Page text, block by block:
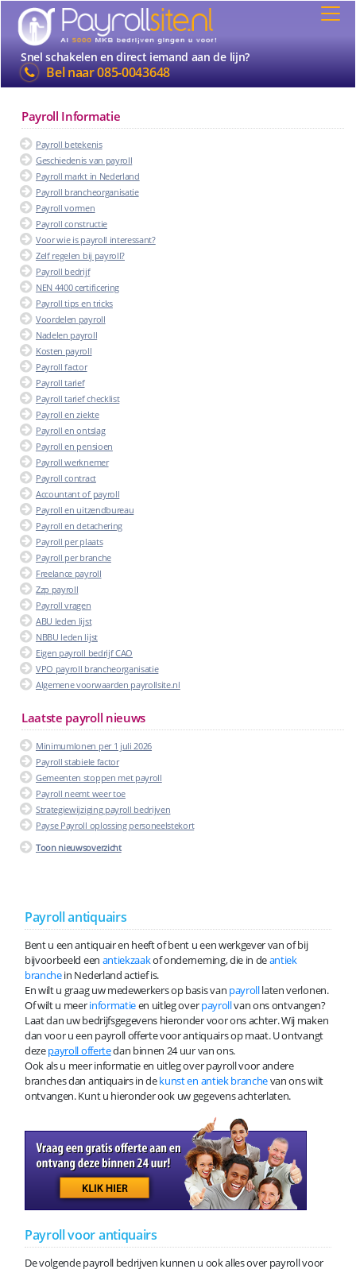
Snel schakelen en direct iemand aan de lijn?
Bel naar085-0043648
Payroll Informatie
Payroll betekenis
Geschiedenis van payroll
Payroll markt in Nederland
Payroll brancheorganisatie
Payroll vormen
Payroll constructie
Voor wie is payroll interessant?
Zelf regelen bij payroll?
Payroll bedrijf
NEN 4400 certificering
Payroll tips en tricks
Voordelen payroll
Nadelen payroll
Kosten payroll
Payroll factor
Payroll tarief
Payroll tarief checklist
Payroll en ziekte
Payroll en ontslag
Payroll en pensioen
Payroll werknemer
Payroll contract
Accountant of payroll
Payroll en uitzendbureau
Payroll en detachering
Payroll per plaats
Payroll per branche
Freelance payroll
Zzp payroll
Payroll vragen
ABU leden lijst
NBBU leden lijst
Eigen payroll bedrijf CAO
VPO payroll brancheorganisatie
Algemene voorwaarden payrollsite.nl
Laatste payroll nieuws
Minimumlonen per 1 juli 2026
Payroll stabiele factor
Gemeenten stoppen met payroll
Payroll neemt weer toe
Strategiewijziging payroll bedrijven
Payse Payroll oplossing personeelstekort
Toon nieuwsoverzicht
Payroll antiquairs
Bent u een antiquair en heeft of bent u een werkgever van of bij
bijvoorbeeld een antiekzaakof onderneming, die in deantiek
branchein Nederland actief is.
En wilt u graag uw medewerkers op basis van payrolllaten verlonen.
Of wilt u meerinformatieen uitleg overpayrollvan ons ontvangen?
Laat dan uw bedrijfsgegevens hieronder voor ons achter. Wij maken
dan voor u een payroll offerte voor antiquairs op maat. U ontvangt
dezepayroll offertedan binnen 24 uur van ons.
Ook als u meer informatie en uitleg over payroll voor andere
branches dan antiquairs in dekunst en antiek branchevan ons wilt
ontvangen. Kunt u hieronder ook uw gegevens achterlaten.
Payroll voor antiquairs
De volgende payroll bedrijven kunnen u ook alles over payroll voor